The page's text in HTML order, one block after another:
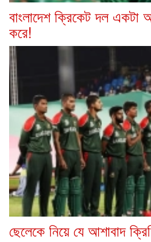
বাংলাদেশ ক্রিকেট দল একটা
করে!
ছেলেকে নিয়ে যে আশাবাদ